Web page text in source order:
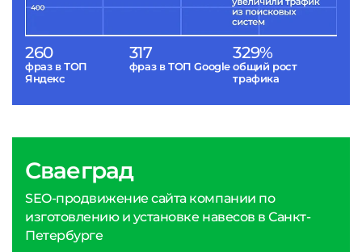
260
фраз в ТОП
Яндекс
317
фраз в ТОП Google
329%
общий рост
трафика
Сваеград
SEO-продвижение сайта компании по
изготовлению и установке навесов в Санкт-
Петербурге